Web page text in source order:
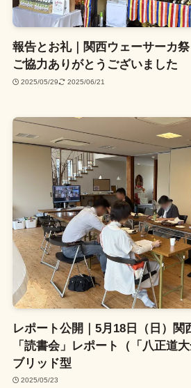
報告とお礼｜関西ウェーサーカ
ご協力ありがとうございました
2025/05/29 2025/06/21
レポート公開｜5月18日（日）関
「読書会」レポート（「八正道
ブリッド型
2025/05/23